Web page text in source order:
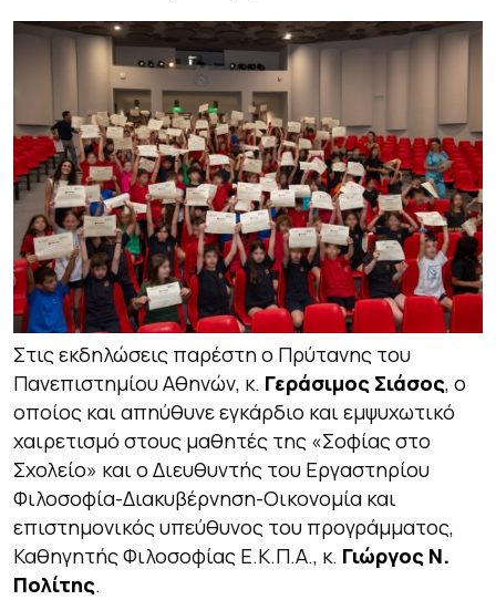
Στις εκδηλώσεις παρέστη ο Πρύτανης του
Πανεπιστημίου Αθηνών, κ. Γεράσιμος Σιάσος, ο
οποίος και απηύθυνε εγκάρδιο και εμψυχωτικό
χαιρετισμό στους μαθητές της «Σοφίας στο
Σχολείο» και ο Διευθυντής του Εργαστηρίου
Φιλοσοφία-Διακυβέρνηση-Οικονομία και
επιστημονικός υπεύθυνος του προγράμματος,
Καθηγητής Φιλοσοφίας Ε.Κ.Π.Α., κ. Γιώργος Ν.
Πολίτης.